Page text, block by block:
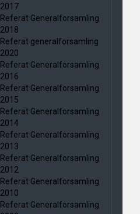
2017
Referat Generalforsamling
2018
Referat generalforsamling
2020
Referat Generalforsamling
2016
Referat Generalforsamling
2015
Referat Generalforsamling
2014
Referat Generalforsamling
2013
Referat Generalforsamling
2012
Referat Generalforsamling
2010
Referat Generalforsamling